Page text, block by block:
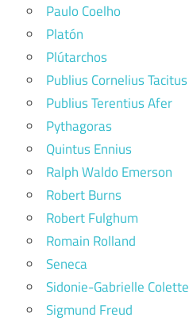
Paulo Coelho
Platón
Plútarchos
Publius Cornelius Tacitus
Publius Terentius Afer
Pythagoras
Quintus Ennius
Ralph Waldo Emerson
Robert Burns
Robert Fulghum
Romain Rolland
Seneca
Sidonie-Gabrielle Colette
Sigmund Freud